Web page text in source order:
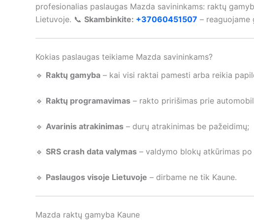
profesionalias paslaugas Mazda savininkams: raktų
Lietuvoje. 📞 Skambinkite: +37060451507 –
Kokias paslaugas teikiame Mazda savininkams?
🔹 Raktų gamyba – kai visi raktai pamesti arba reikia
🔹 Raktų programavimas – rakto pririšimas prie
🔹 Avarinis atrakinimas – durų atrakinimas be pažeidimų;
🔹 SRS crash data valymas – valdymo blokų atkūrimas po
🔹 Paslaugos visoje Lietuvoje – dirbame ne tik Kaune.
Mazda raktų gamyba Kaune